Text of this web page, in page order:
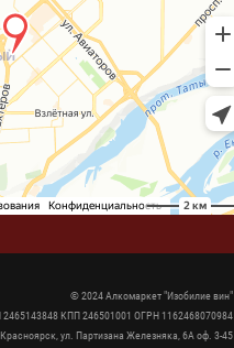
© 2024 Алкомаркет "Изобилие вин"
КПП 246501001 ОГРН 1162468070984
ул. Партизана Железняка, 6А оф. 3-45